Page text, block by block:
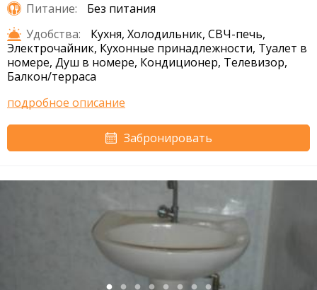
Питание:
Без питания
Удобства:
Кухня, Холодильник, СВЧ-печь,
Электрочайник, Кухонные принадлежности, Туалет в
номере, Душ в номере, Кондиционер, Телевизор,
Балкон/терраса
подробное описание
Забронировать